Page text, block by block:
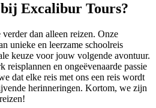
Excalibur Tours?
dan alleen reizen. Onze
unieke en leerzame schoolreis
keuze voor jouw volgende avontuur.
reisplannen en ongeëvenaarde passie
dat elke reis met ons een reis wordt
herinneringen. Kortom, we zijn